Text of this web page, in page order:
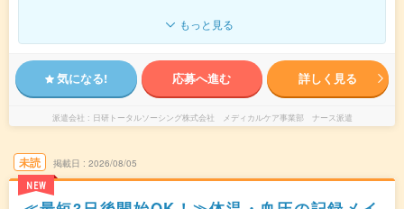
もっと見る
気になる! 応募へ進む 詳しく見る
派遣会社 日研トータルソーシング株式会社 メディカルケア事業部 ナース派遣
未読
NEW
掲載日 2026/08/05